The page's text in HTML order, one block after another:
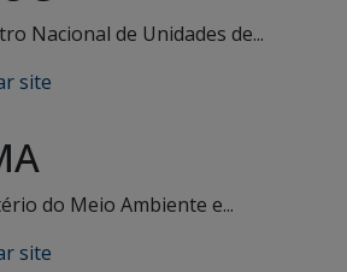
Nacional de Unidades de...
site
do Meio Ambiente e...
site